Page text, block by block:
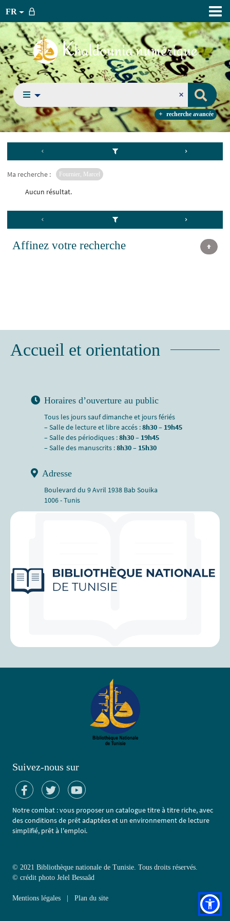
FR
recherche avancée
Ma recherche : Fournier, Marcel
Aucun résultat.
Affinez votre recherche
Accueil et orientation
Horaires d’ouverture au public
Tous les jours sauf dimanche et jours fériés
– Salle de lecture et libre accés :8h30 – 19h45
– Salle des périodiques :8h30 – 19h45
– Salle des manuscrits :8h30 – 15h30
Adresse
Boulevard du 9 Avril 1938 Bab Souika
1006 - Tunis
Suivez-nous sur
Notre combat : vous proposer un catalogue titre à titre riche, avec
des conditions de prêt adaptées et un environnement de lecture
simplifié, prêt à l'emploi.
© 2021 Bibliothèque nationale de Tunisie. Tous droits réservés.
© crédit photo Jelel Bessaâd
Mentions légales Plan du site